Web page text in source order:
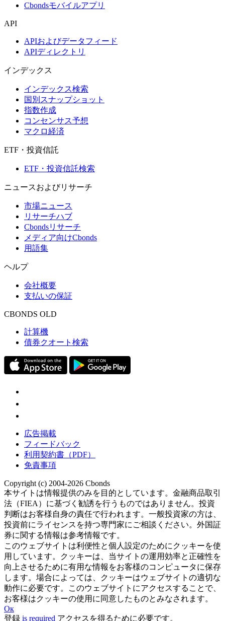
Cbondsモバイルアプリ
API
APIおよびデータフィード
APIディレクトリ
インデックス
インデックス検索
国別スナップショット
指数作成
コンセンサス予想
マクロ経済
ETF・投資信託
ETF・投資信託検索
ニュースおよびリサーチ
市場ニュース
リサーチハブ
Cbondsリサーチ
メディア向けCbonds
用語集
ヘルプ
会社概要
支払いの保証
CBONDS OLD
計算機
債券クオート検索
広告掲載
フィードバック
利用契約書（PDF）
免責事項
Copyright (c) 2004-2026 Cbonds
本サイトは情報提供のみを目的としています。金融商品取引
法（FIEA）に基づく勧誘を行うものではありません。投資
判断はお客様自身の責任で行われます。一般投資家の方は、
投資前にライセンスを持つ専門家にご相談ください。外国証
券に関する情報は参考情報です。
このウェブサイトは利便性と個人設定のためにクッキーを使
用しています。クッキーは、当サイトの運用効率と正確性を
向上させるために有用な情報をお客様のコンピュータに保存
します。場合によっては、クッキーはウェブサイトの適切な
動作に必要です。このウェブサイトにアクセスすることで、
お客様はクッキーの使用に同意したものとみなされます。
Ок
登録 is required アクセスを得るために必要です。